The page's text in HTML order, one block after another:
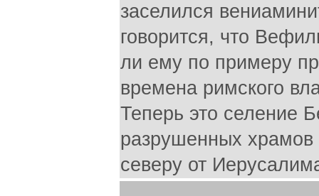
заселился
говорится, что
ли ему по примеру
времена римского
Теперь это селение
разрушенных
северу от